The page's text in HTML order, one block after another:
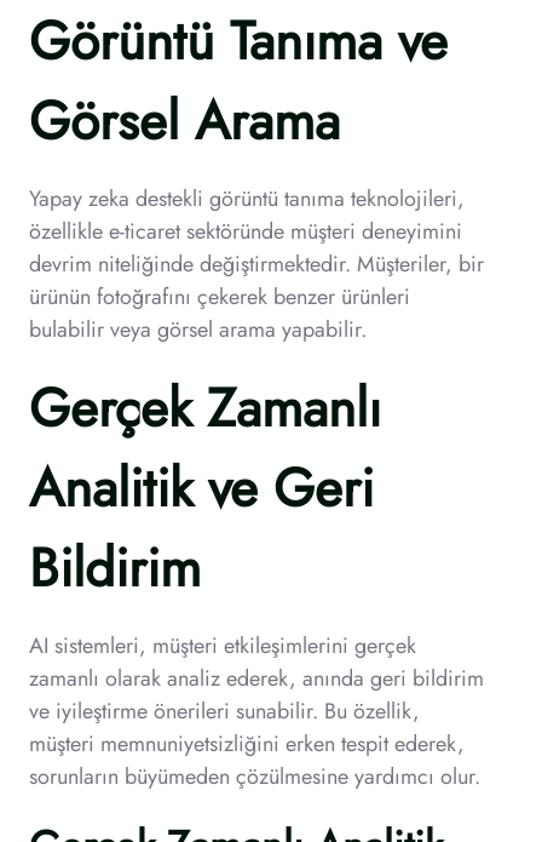
Görüntü Tanıma ve
Görsel Arama
Yapay zeka destekli görüntü tanıma teknolojileri,
özellikle e-ticaret sektöründe müşteri deneyimini
devrim niteliğinde değiştirmektedir. Müşteriler, bir
ürünün fotoğrafını çekerek benzer ürünleri
bulabilir veya görsel arama yapabilir.
Gerçek Zamanlı
Analitik ve Geri
Bildirim
AI sistemleri, müşteri etkileşimlerini gerçek
zamanlı olarak analiz ederek, anında geri bildirim
ve iyileştirme önerileri sunabilir. Bu özellik,
müşteri memnuniyetsizliğini erken tespit ederek,
sorunların büyümeden çözülmesine yardımcı olur.